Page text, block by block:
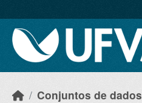
Conjuntos de dados